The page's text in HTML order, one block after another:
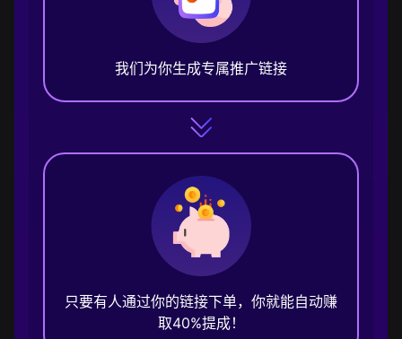
我们为你生成专属推广链接
只要有人通过你的链接下单，你就能自动赚
取40%提成！